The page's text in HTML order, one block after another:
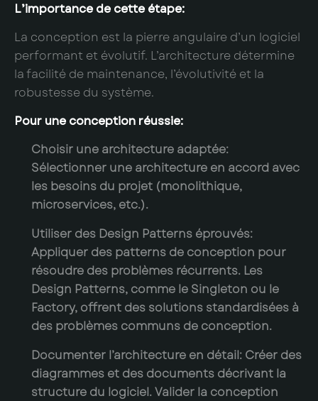
L’importance de cette étape:
La conception est la pierre angulaire d’un logiciel
performant et évolutif. L’architecture détermine
la facilité de maintenance, l’évolutivité et la
robustesse du système.
Pour une conception réussie:
Choisir une architecture adaptée:
Sélectionner une architecture en accord avec
les besoins du projet (monolithique,
microservices, etc.).
Utiliser des Design Patterns éprouvés:
Appliquer des patterns de conception pour
résoudre des problèmes récurrents. Les
Design Patterns, comme le Singleton ou le
Factory, offrent des solutions standardisées à
des problèmes communs de conception.
Documenter l’architecture en détail: Créer des
diagrammes et des documents décrivant la
structure du logiciel. Valider la conception